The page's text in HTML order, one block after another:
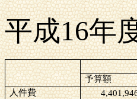
平成16年
予算額
人件費